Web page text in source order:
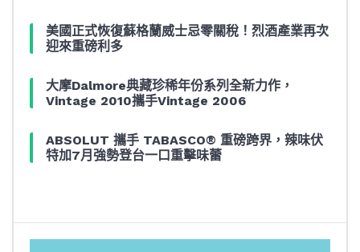
美國正式恢復蘇格蘭威士忌零關稅！烈酒產業再次
迎來重磅利多
大摩Dalmore典藏珍稀年份系列全新力作，
Vintage 2010攜手Vintage 2006
ABSOLUT 攜手 TABASCO® 重磅跨界，辣味伏
特加7月強勢登台一口重擊味蕾